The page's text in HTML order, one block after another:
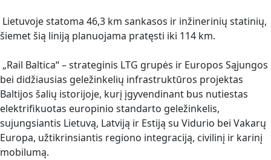
Lietuvoje statoma 46,3 km sankasos ir inžinerinių statinių,
šiemet šią liniją planuojama pratęsti iki 114 km.
„Rail Baltica“ – strateginis LTG grupės ir Europos Sąjungos
bei didžiausias geležinkelių infrastruktūros projektas
Baltijos šalių istorijoje, kurį įgyvendinant bus nutiestas
elektrifikuotas europinio standarto geležinkelis,
sujungsiantis Lietuvą, Latviją ir Estiją su Vidurio bei Vakarų
Europa, užtikrinsiantis regiono integraciją, civilinį ir karinį
mobilumą.